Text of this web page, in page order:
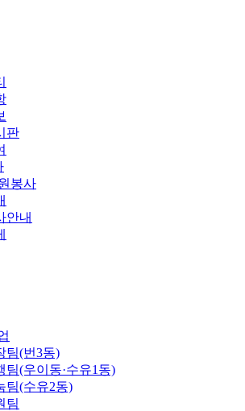
판
봉사
안내
팀(번3동)
팀(우이동·수유1동)
팀(수유2동)
팀